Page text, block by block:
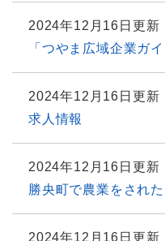
2024年12月16日更新
「つやま広域企業ガイ
2024年12月16日更新
求人情報
2024年12月16日更新
勝央町で農業をされ
2024年12月16日更新